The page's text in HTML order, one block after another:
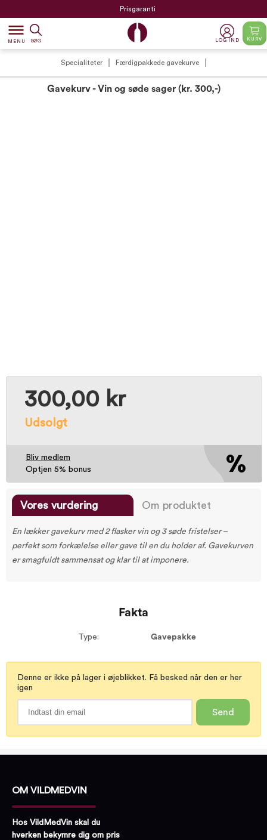
Prisgaranti
dehaze
MENU SØG LOG IND KURV
Specialiteter Færdigpakkede gavekurve
Gavekurv - Vin og søde sager (kr. 300,-)
300,00 kr
Udsolgt
Bliv medlem
Optjen 5% bonus
Vores vurdering Om produktet
En lækker gavekurv med 2 flasker vin og 3 søde fristelser –
perfekt som forkælelse eller gave til en du holder af. Gavekurven
er smagfuldt sammensat og klar til at imponere.
Fakta
Type: Gavepakke
Denne er ikke på lager i øjeblikket. Få besked når den er her
igen
Send
OM VILDMEDVIN
Hos VildMedVin skal du
hverken bekymre dig om pris